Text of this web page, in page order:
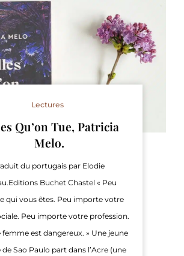
Lectures
Qu’on Tue, Patricia
Melo.
du portugais par Elodie
Buchet Chastel « Peu
qui vous êtes. Peu importe votre
Peu importe votre profession.
femme est dangereux. » Une jeune
Sao Paulo part dans l’Acre (une